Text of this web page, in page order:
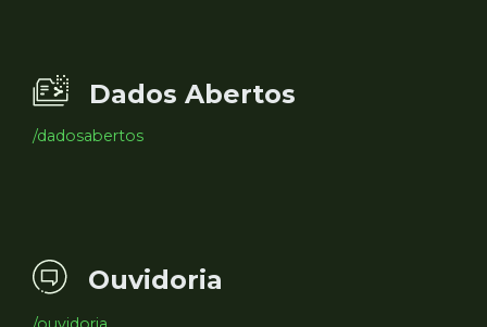
Dados Abertos
/dadosabertos
Ouvidoria